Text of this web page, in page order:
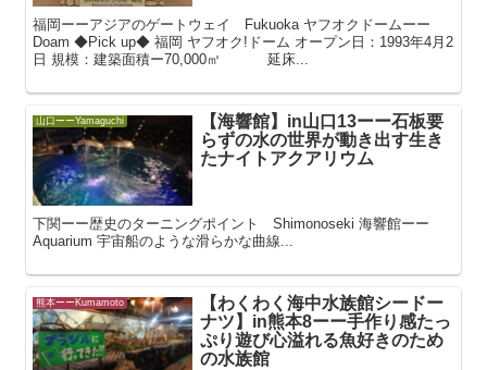
福岡ーーアジアのゲートウェイ Fukuoka ヤフオクドームーー
Doam ◆Pick up◆ 福岡 ヤフオク!ドーム オープン日：1993年4月2
日 規模：建築面積ー70,000㎡ 延床...
山口ーーYamaguchi
【海響館】in山口13ーー石板要
らずの水の世界が動き出す生き
たナイトアクアリウム
下関ーー歴史のターニングポイント Shimonoseki 海響館ーー
Aquarium 宇宙船のような滑らかな曲線...
熊本ーーKumamoto
【わくわく海中水族館シードー
ナツ】in熊本8ーー手作り感たっ
ぷり遊び心溢れる魚好きのため
の水族館